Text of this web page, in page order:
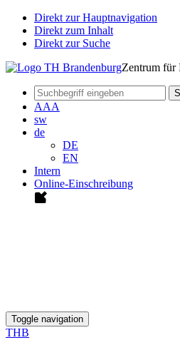
Direkt zur Hauptnavigation
Direkt zum Inhalt
Direkt zur Suche
AAA
sw
de
DE
EN
Intern
Online-Einschreibung
Zentrum für
Toggle navigation
THB